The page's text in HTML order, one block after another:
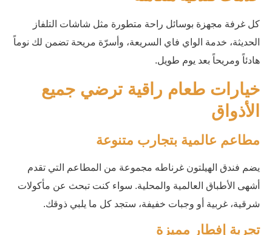
كل غرفة مجهزة بوسائل راحة متطورة مثل شاشات التلفاز
الحديثة، خدمة الواي فاي السريعة، وأسرّة مريحة تضمن لك نوماً
هادئاً ومريحاً بعد يوم طويل.
خيارات طعام راقية ترضي جميع
الأذواق
مطاعم عالمية بتجارب متنوعة
يضم فندق الهيلتون غرناطه مجموعة من المطاعم التي تقدم
أشهى الأطباق العالمية والمحلية. سواء كنت تبحث عن مأكولات
شرقية، غربية أو وجبات خفيفة، ستجد كل ما يلبي ذوقك.
تجربة إفطار مميزة